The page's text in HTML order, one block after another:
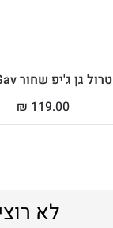
טרול גן ג'יפ שחור Kal Gav
₪ 119.00
לא